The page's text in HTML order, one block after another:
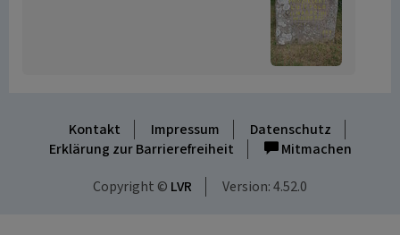
Kontakt Impressum
Datenschutz
Erklärung zur Barrierefreiheit
Mitmachen
Copyright © LVR Version: 4.52.0